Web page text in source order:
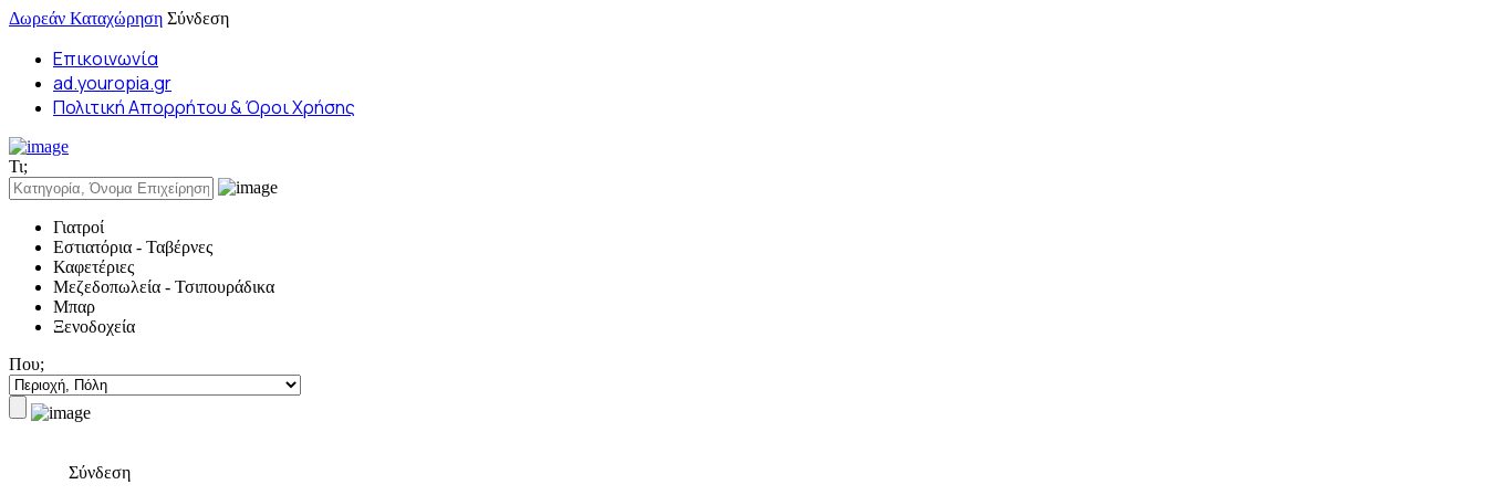
Δωρεάν Καταχώρηση Σύνδεση
Επικοινωνία
ad.youropia.gr
Πολιτική Απορρήτου & Όροι Χρήσης
Τι;
Γιατροί
Εστιατόρια - Ταβέρνες
Καφετέριες
Μεζεδοπωλεία - Τσιπουράδικα
Μπαρ
Ξενοδοχεία
Που;
Σύνδεση